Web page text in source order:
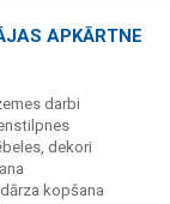
APKĀRTNE
darbi
dekori
kopšana